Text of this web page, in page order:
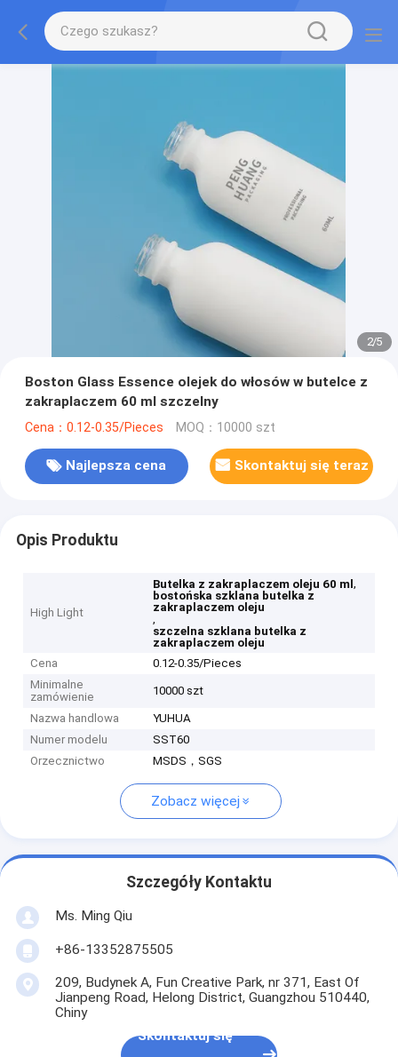
2/5
Boston Glass Essence olejek do włosów w butelce z
zakraplaczem 60 ml szczelny
Cena：0.12-0.35/Pieces MOQ：10000 szt
Najlepsza cena Skontaktuj się teraz
Opis Produktu
High Light
Butelka z zakraplaczem oleju 60 ml,
bostońska szklana butelka z
zakraplaczem oleju
,
szczelna szklana butelka z
zakraplaczem oleju
Cena
0.12-0.35/Pieces
Minimalne
zamówienie
10000 szt
Nazwa handlowa
YUHUA
Numer modelu
SST60
Orzecznictwo
MSDS，SGS
Zobacz więcej
Szczegóły Kontaktu
Ms. Ming Qiu
+86-13352875505
209, Budynek A, Fun Creative Park, nr 371, East Of
Jianpeng Road, Helong District, Guangzhou 510440,
Chiny
Skontaktuj się